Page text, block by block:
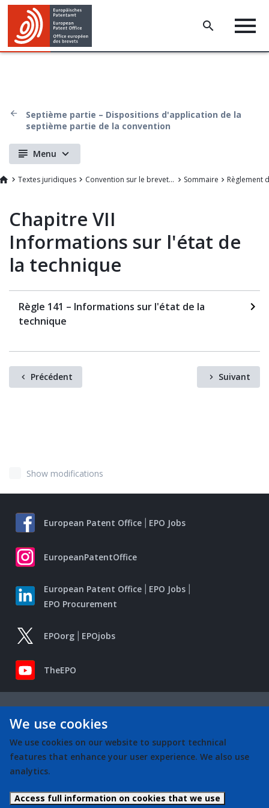
Septième partie – Dispositions d'application de la
septième partie de la convention
Menu
Textes juridiques Convention sur le brevet européen Sommaire Règlement
Chapitre VII
Informations sur l'état de
la technique
Règle 141 – Informations sur l'état de la
technique
Précédent Suivant
Show modifications
European Patent Office EPO Jobs
EuropeanPatentOffice
European Patent Office
EPO Jobs
EPO Procurement
EPOorg EPOjobs
TheEPO
We use cookies
We use cookies on our website to support technical
features that enhance your user experience. We also use
analytics.
Access full information on cookies that we use